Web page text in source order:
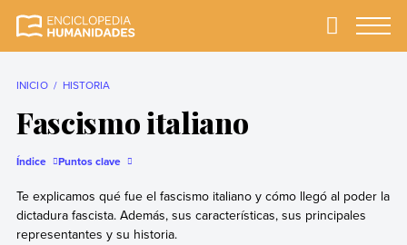
completa y más
Primary
INICIO HISTORIA
Fascismo italiano
Índice Puntos clave
Te explicamos qué fue el fascismo italiano y cómo llegó al poder la
dictadura fascista. Además, sus características, sus principales
representantes y su historia.